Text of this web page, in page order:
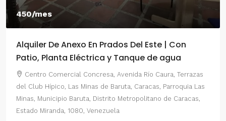
450/mes
Alquiler De Anexo En Prados Del Este | Con
Patio, Planta Eléctrica y Tanque de agua
Centro Comercial Concresa, Avenida Río Caura, Terrazas
del Club Hípico, Las Minas de Baruta, Caracas, Parroquia Las
Minas, Municipio Baruta, Distrito Metropolitano de Caracas,
Estado Miranda, 1080, Venezuela